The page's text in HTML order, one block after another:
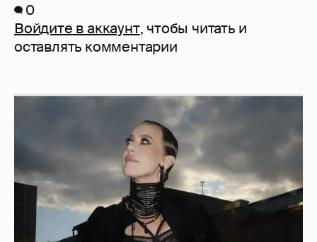
0
Войдите в аккаунт, чтобы читать и
оставлять комментарии